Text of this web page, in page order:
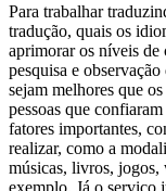
Para trabalhar
tradução, quais os
aprimorar os níveis
pesquisa e
sejam melhores que
pessoas que
fatores importantes,
realizar, como a
músicas, livros, jogos,
exemplo. Já o serviço